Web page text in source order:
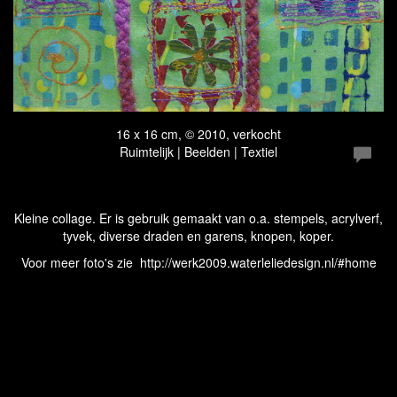
16 x 16 cm, © 2010, verkocht
Ruimtelijk | Beelden | Textiel
Kleine collage. Er is gebruik gemaakt van o.a. stempels, acrylverf,
tyvek, diverse draden en garens, knopen, koper.
Voor meer foto's zie http://werk2009.waterleliedesign.nl/#home